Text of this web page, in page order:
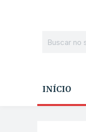
INÍCIO